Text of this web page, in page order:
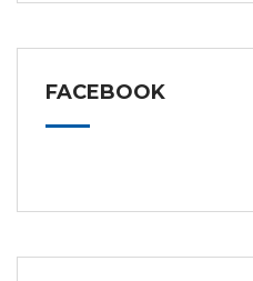
FACEBOOK